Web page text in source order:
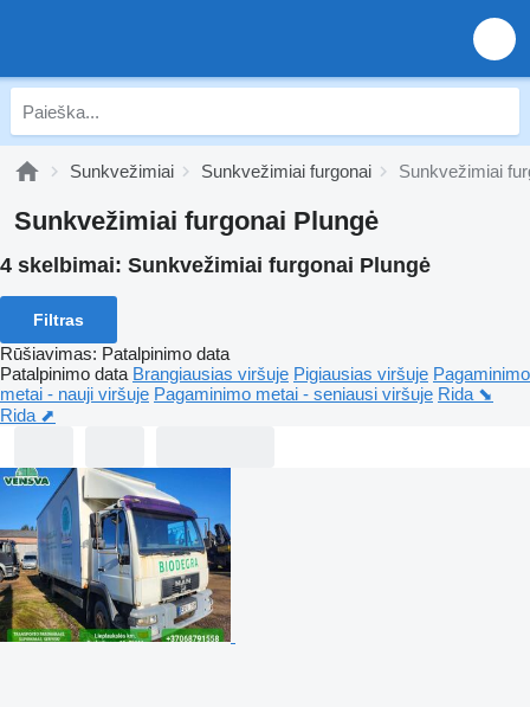
Sunkvežimiai Sunkvežimiai furgonai Sunkvežimiai
Sunkvežimiai furgonai Plungė
4 skelbimai: Sunkvežimiai furgonai Plungė
Filtras
Rūšiavimas: Patalpinimo data
Patalpinimo data Brangiausias viršuje Pigiausias viršuje Pagaminimo
metai - nauji viršuje Pagaminimo metai - seniausi viršuje Rida ⬊
Rida ⬈